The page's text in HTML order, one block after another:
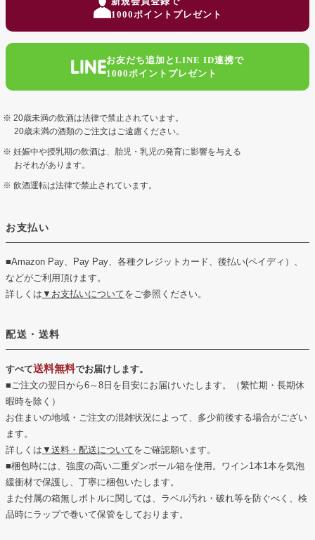
1000ポイントプレゼント
お友だち追加とLINE ID連携で
1000ポイントプレゼント
20歳未満の飲酒は法律で禁止されています。
20歳未満の酒類のご注文はご遠慮ください。
妊娠中や授乳期の飲酒は、胎児・乳児の発育に影響を与える
おそれがあります。
飲酒運転は法律で禁止されています。
お支払い
■Amazon Pay、Pay Pay、各種クレジットカード、後払い(ペイディ）、
などがご利用頂けます。
詳しくは ▼お支払いについてをご参照ください。
配送・送料
すべて送料無料でお届けします。
■ご注文の翌日から6～8日を目安にお届けいたします。（繁忙期・長期休
暇時を除く）
お住まいの地域・ご注文の混雑状況によって、多少前後する場合がござい
ます。
詳しくは ▼送料・配送についてをご確認願います。
■梱包時には、強度の高い二重ダンボール箱を使用。ワイン1本1本を気泡
緩衝材で保護し、丁寧に梱包いたします。
また付属の箱無しボトルに関しては、ラベル汚れ・破れ等を防ぐべく、検
品時にラップで巻いて保管をしております。